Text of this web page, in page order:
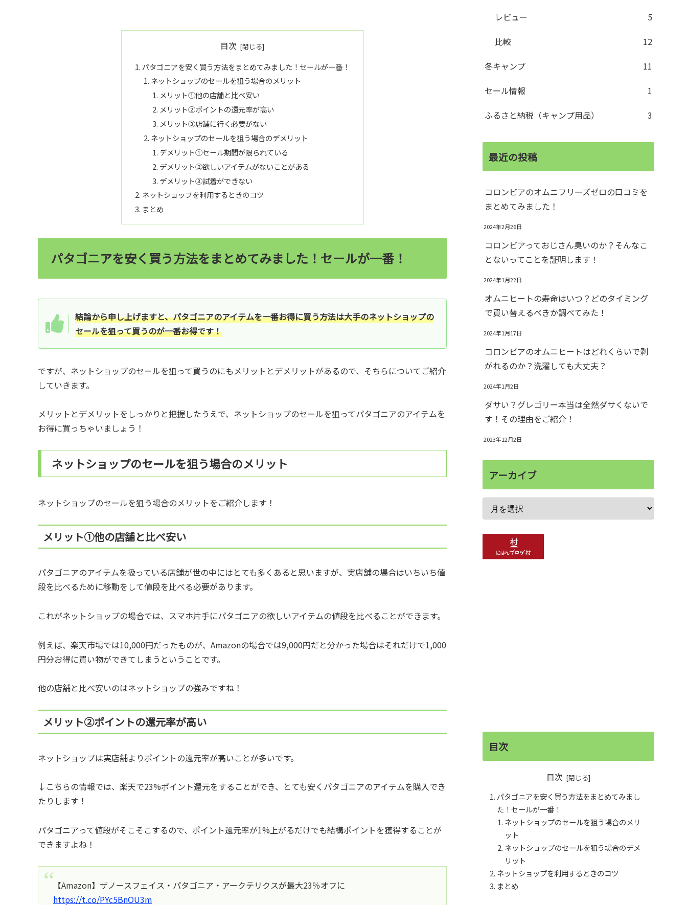
目次
パタゴニアを安く買う方法をまとめてみました！セールが一番！
ネットショップのセールを狙う場合のメリット
メリット①他の店舗と比べ安い
メリット②ポイントの還元率が高い
メリット③店舗に行く必要がない
ネットショップのセールを狙う場合のデメリット
デメリット①セール期間が限られている
デメリット②欲しいアイテムがないことがある
デメリット③試着ができない
ネットショップを利用するときのコツ
まとめ
パタゴニアを安く買う方法をまとめてみました！セールが一番！
結論から申し上げますと、パタゴニアのアイテムを一番お得に買う方法は大手のネットショップの
セールを狙って買うのが一番お得です！
ですが、ネットショップのセールを狙って買うのにもメリットとデメリットがあるので、そちらについてご紹介
していきます。
メリットとデメリットをしっかりと把握したうえで、ネットショップのセールを狙ってパタゴニアのアイテムを
お得に買っちゃいましょう！
ネットショップのセールを狙う場合のメリット
ネットショップのセールを狙う場合のメリットをご紹介します！
メリット①他の店舗と比べ安い
パタゴニアのアイテムを扱っている店舗が世の中にはとても多くあると思いますが、実店舗の場合はいちいち値
段を比べるために移動をして値段を比べる必要があります。
これがネットショップの場合では、スマホ片手にパタゴニアの欲しいアイテムの値段を比べることができます。
例えば、楽天市場では10,000円だったものが、Amazonの場合では9,000円だと分かった場合はそれだけで1,000
円分お得に買い物ができてしまうということです。
他の店舗と比べ安いのはネットショップの強みですね！
メリット②ポイントの還元率が高い
ネットショップは実店舗よりポイントの還元率が高いことが多いです。
↓こちらの情報では、楽天で23%ポイント還元をすることができ、とても安くパタゴニアのアイテムを購入でき
たりします！
パタゴニアって値段がそこそこするので、ポイント還元率が1%上がるだけでも結構ポイントを獲得することが
できますよね！
【Amazon】ザノースフェイス・パタゴニア・アークテリクスが最大23％オフに
https://t.co/PYc5BnOU3m
レビュー
5
比較
12
冬キャンプ
11
セール情報
1
ふるさと納税（キャンプ用品）
3
最近の投稿
コロンビアのオムニフリーズゼロの口コミを
まとめてみました！
2024年2月26日
コロンビアっておじさん臭いのか？そんなこ
とないってことを証明します！
2024年1月22日
オムニヒートの寿命はいつ？どのタイミング
で買い替えるべきか調べてみた！
2024年1月17日
コロンビアのオムニヒートはどれくらいで剥
がれるのか？洗濯しても大丈夫？
2024年1月2日
ダサい？グレゴリー本当は全然ダサくないで
す！その理由をご紹介！
2023年12月2日
アーカイブ
目次
目次
パタゴニアを安く買う方法をまとめてみまし
た！セールが一番！
ネットショップのセールを狙う場合のメリ
ット
ネットショップのセールを狙う場合のデメ
リット
ネットショップを利用するときのコツ
まとめ